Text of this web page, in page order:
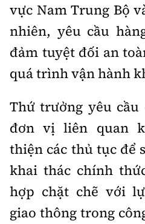
Thông tin tòa
vực Nam Trung Bộ
nhiên, yêu cầu
đảm tuyệt đối an
quá trình vận hành
Thứ trưởng yêu
đơn vị liên quan
thiện các thủ tục để
khai thác chính
hợp chặt chẽ với
giao thông trong